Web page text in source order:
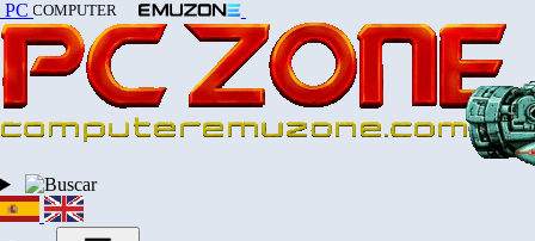
PC COMPUTER